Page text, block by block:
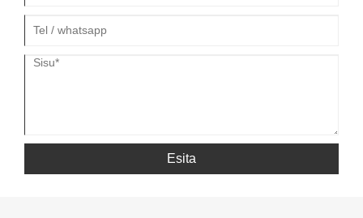
Esita